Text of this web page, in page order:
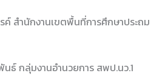
สำนักงานเขตพื้นที่การศึกษาประถม
ธ์ กลุ่มงานอำนวยการ สพป.นว.1